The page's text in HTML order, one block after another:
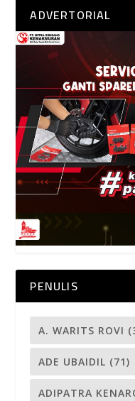
ADVERTORIAL
PENULIS
A. WARITS ROVI
ADE UBAIDIL (71)
ADIPATRA